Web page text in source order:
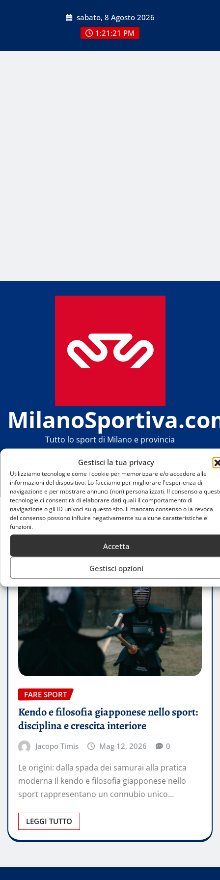
Gestisci la tua privacy
Utilizziamo tecnologie come i cookie per memorizzare e/o accedere alle
informazioni del dispositivo. Lo facciamo per migliorare l'esperienza di
navigazione e per mostrare annunci (non) personalizzati. Il consenso a
tecnologie ci consentirà di elaborare dati quali il comportamento di
navigazione o gli ID univoci su questo sito. Il mancato consenso o la revoca
del consenso possono influire negativamente su alcune caratteristiche e
funzioni.
Accetta
Gestisci opzioni
sabato, 8 Agosto 2026
1:21:21 PM
Tutto lo sport di Milano e provincia
Home
Kendo e filosofia giapponese nello sport: disciplina
FARE SPORT
Kendo e filosofia giapponese nello sport:
disciplina e crescita interiore
Jacopo Timis Mag 12, 2026 0
Le origini: dalla spada dei samurai alla pratica
moderna Il kendo e filosofia giapponese nello
sport rappresentano un connubio unico…
LEGGI TUTTO